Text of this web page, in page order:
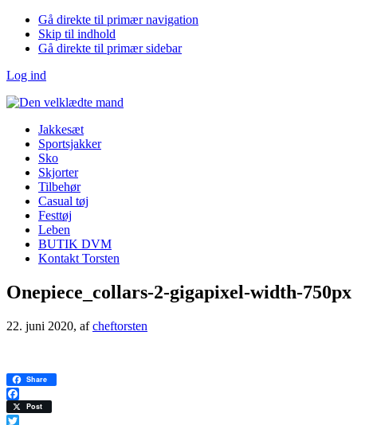
Gå direkte til primær navigation
Skip til indhold
Gå direkte til primær sidebar
Log ind
Jakkesæt
Sportsjakker
Sko
Skjorter
Tilbehør
Casual tøj
Festtøj
Leben
BUTIK DVM
Kontakt Torsten
Onepiece_collars-2-gigapixel-width-750px
22. juni 2020, afcheftorsten
Share
Facebook
Post